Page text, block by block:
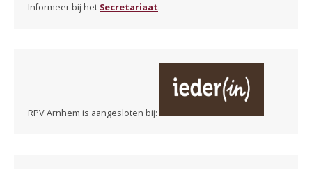
Informeer bij het Secretariaat.
RPV Arnhem is aangesloten bij: